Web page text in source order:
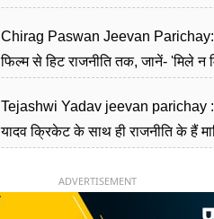
Chirag Paswan Jeevan Parichay:
फिल्म से हिट राजनीति तक, जानें- 'मिले न
Tejashwi Yadav jeevan parichay :
यादव क्रिकेट के साथ ही राजनीति के हैं
ADVERTISEMENT